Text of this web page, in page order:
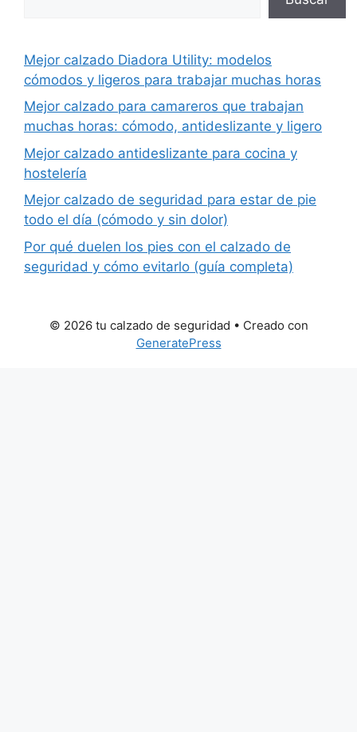
Mejor calzado Diadora Utility: modelos
cómodos y ligeros para trabajar muchas horas
Mejor calzado para camareros que trabajan
muchas horas: cómodo, antideslizante y ligero
Mejor calzado antideslizante para cocina y
hostelería
Mejor calzado de seguridad para estar de pie
todo el día (cómodo y sin dolor)
Por qué duelen los pies con el calzado de
seguridad y cómo evitarlo (guía completa)
© 2026 tu calzado de seguridad • Creado con
GeneratePress